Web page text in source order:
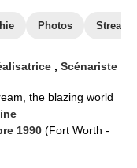
Photos
,Scénariste
the blazing world
1990(Fort Worth -